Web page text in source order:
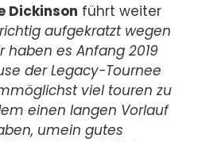
Dickinson führt weiter
aufgekratzt wegen
haben es Anfang 2019
der Legacy-Tournee
viel touren zu
einen langen Vorlauf
umein gutes